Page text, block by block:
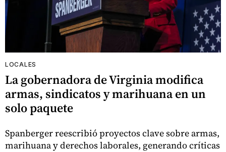
LOCALES
La gobernadora de Virginia modifica
armas, sindicatos y marihuana en un
solo paquete
Spanberger reescribió proyectos clave sobre armas,
marihuana y derechos laborales, generando críticas